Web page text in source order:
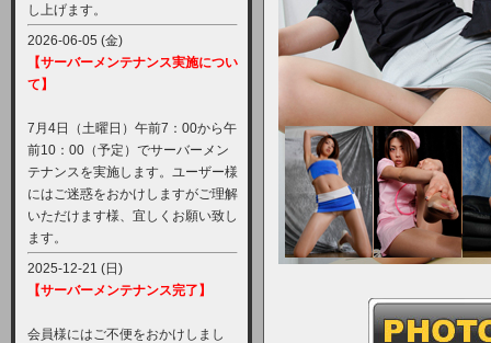
し上げます。
2026-06-05 (金)
【サーバーメンテナンス実施につい
て】
7月4日（土曜日）午前7：00から午
前10：00（予定）でサーバーメン
テナンスを実施します。ユーザー様
にはご迷惑をおかけしますがご理解
いただけます様、宜しくお願い致し
ます。
2025-12-21 (日)
【サーバーメンテナンス完了】
会員様にはご不便をおかけしまし